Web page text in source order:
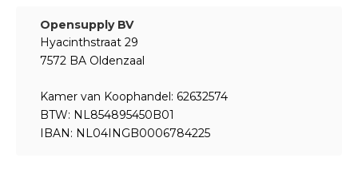
Opensupply BV
Hyacinthstraat 29
7572 BA Oldenzaal
Kamer van Koophandel: 62632574
BTW: NL854895450B01
IBAN: NL04INGB0006784225